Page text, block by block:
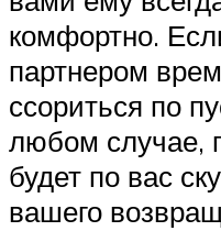
комфортно.
партнером
ссориться по
любом случае,
будет по вас
вашего